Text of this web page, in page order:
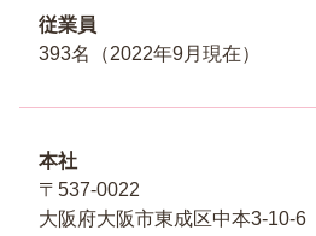
従業員
393名（2022年9月現在）
本社
〒537-0022
大阪府大阪市東成区中本3-10-